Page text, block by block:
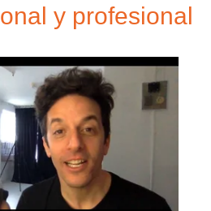
y profesional